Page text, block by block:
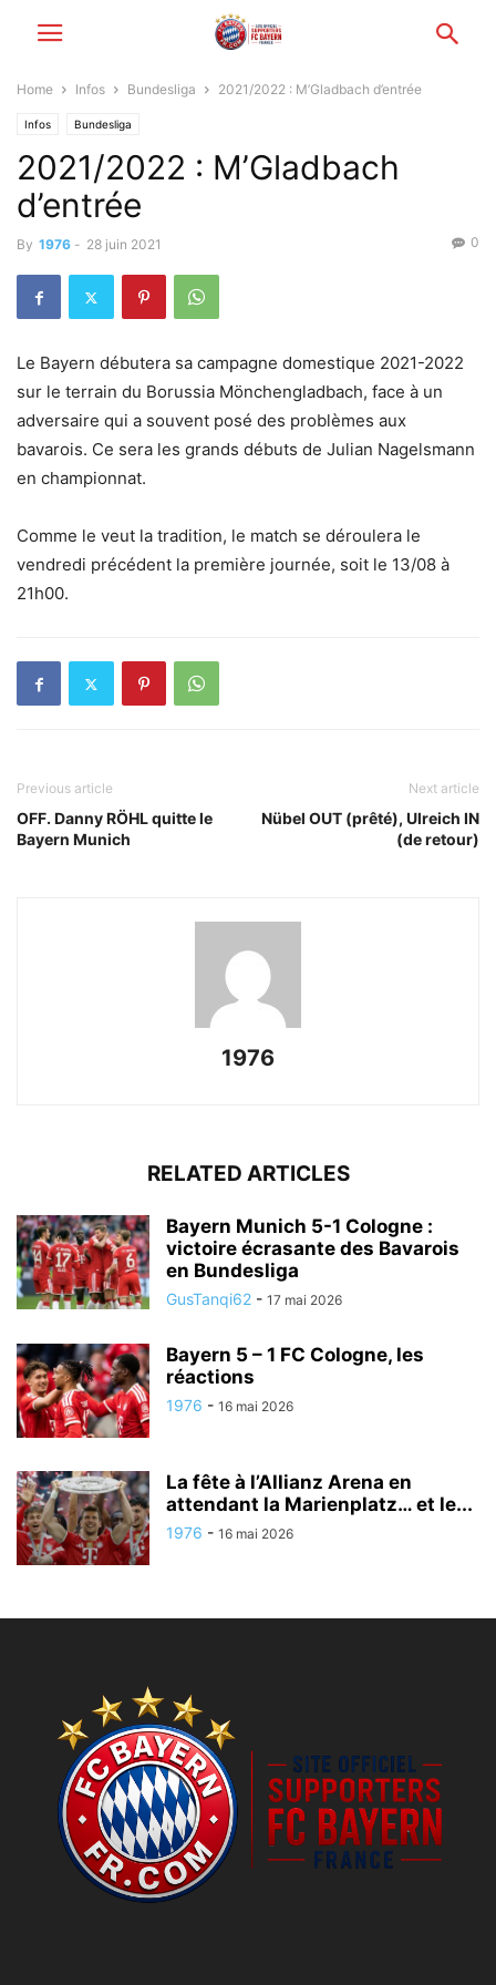
Home Infos Bundesliga 2021/2022 : M’Gladbach d’entrée
Infos Bundesliga
2021/2022 : M’Gladbach
d’entrée
By 1976 - 28 juin 2021 0
Le Bayern débutera sa campagne domestique 2021-2022
sur le terrain du Borussia Mönchengladbach, face à un
adversaire qui a souvent posé des problèmes aux
bavarois. Ce sera les grands débuts de Julian Nagelsmann
en championnat.
Comme le veut la tradition, le match se déroulera le
vendredi précédent la première journée, soit le 13/08 à
21h00.
Previous article
OFF. Danny RÖHL quitte le
Bayern Munich
Next article
Nübel OUT (prêté), Ulreich IN
(de retour)
1976
RELATED ARTICLES
Bayern Munich 5-1 Cologne :
victoire écrasante des Bavarois
en Bundesliga
GusTanqi62 - 17 mai 2026
Bayern 5 – 1 FC Cologne, les
réactions
1976 - 16 mai 2026
La fête à l’Allianz Arena en
attendant la Marienplatz… et le...
1976 - 16 mai 2026